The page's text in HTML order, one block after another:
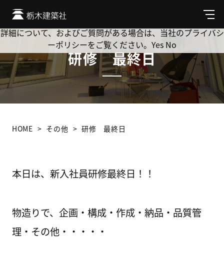
メ
ニ
ュ
研修 最終日
HOME その他 研修 最終日
本日は、新入社員研修最終日！！
物造りで、企画・構成・作成・納品・品質管
理・その他・・・・・
Cookie を使用して、お客様の活動を追跡してもよろしいです
か? 当社ではお客様のプライバシーを極めて重視しています。
詳細について、およびご質問がある場合は、当社のプライバシ
ーポリシーをご覧ください。 Yes No